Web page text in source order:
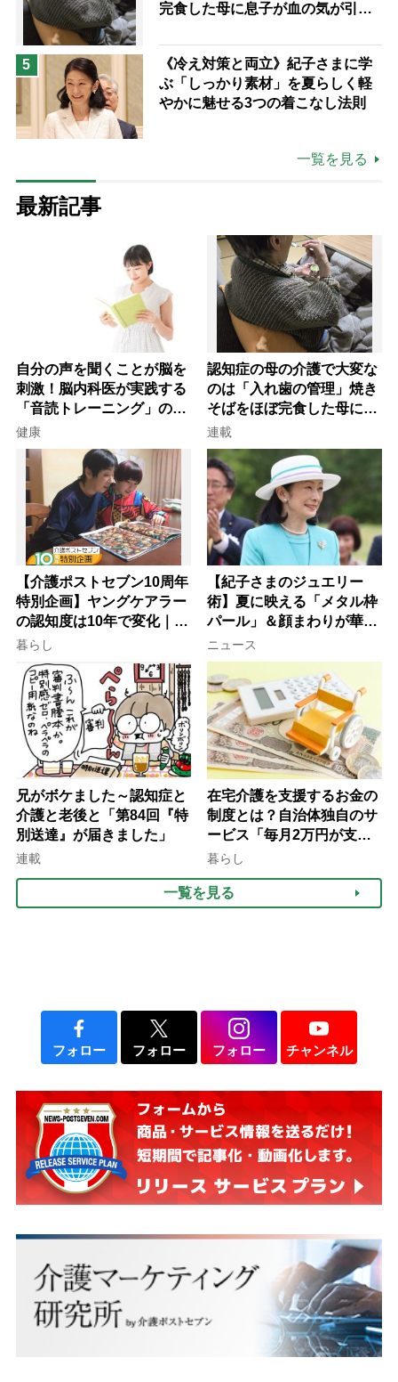
完食した母に息子が血の気が引い
5
《冷え対策と両立》紀子さまに学
ぶ「しっかり素材」を夏らしく軽
やかに魅せる3つの着こなし法則
一覧を見る
最新記事
自分の声を聞くことが脳を
刺激！脳内科医が実践する
「音読トレーニング」の極
意
健康
認知症の母の介護で大変な
のは「入れ歯の管理」焼き
そばをほぼ完食した母に息
子が血の気が引いた理由
連載
【介護ポストセブン10周年
特別企画】ヤングケアラー
の認知度は10年で変化｜流
行語大賞にノミネート、法
律にも明記されたが果たし
て現在は？
暮らし
【紀子さまのジュエリー
術】夏に映える「メタル枠
パール」＆顔まわりが華や
ぐ「揺れる一粒」の使い分
け方
ニュース
兄がボケました～認知症と
介護と老後と「第84回『特
別送達』が届きました」
連載
在宅介護を支援するお金の
制度とは？自治体独自のサ
ービス「毎月2万円が支給
される」ケースも【FP解
暮らし
一覧を見る
フォロー フォロー フォロー チャンネル